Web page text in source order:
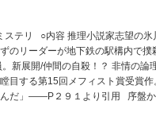
ステリ ○内容 推理小説家志望の
のリーダーが地下鉄の駅構内で
新展開/仲間の自殺！？ 非情の
瞠目する第15回メフィスト賞受
んだ」――P２９１より引用 序盤か